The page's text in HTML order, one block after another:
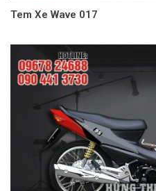
Tem Xe Wave 017